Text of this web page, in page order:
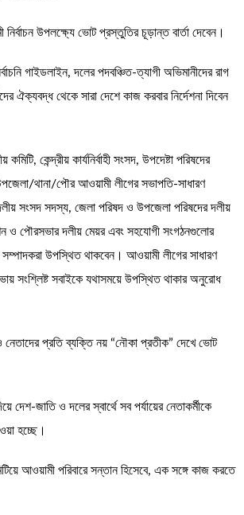
নির্বাচন উপলক্ষ্যে ভোট প্রস্তুতির চূড়ান্ত বার্তা দেবেন।
গাইডলাইন, দলের পদবঞ্চিত-ত্যাগী অভিমানীদের রাগ
ঐক্যবদ্ধ থেকে সারা দেশে কাজ করবার নির্দেশনা দিবেন
কেন্দ্রীয় কার্যনির্বাহী সংসদ, উপদেষ্টা পরিষদের
থানা/পৌর আওয়ামী লীগের সভাপতি-সাধারণ
সংসদ সদস্য, জেলা পরিষদ ও উপজেলা পরিষদের দলীয়
ও পৌরসভার দলীয় মেয়র এবং সহযোগী সংগঠনগুলোর
সম্পাদকরা উপস্থিত থাকবেন। আওয়ামী লীগের সাধারণ
সংশ্লিষ্ট সবাইকে যথাসময়ে উপস্থিত থাকার অনুরোধ
নেতাদের প্রতি ব্যক্তি নয় “নৌকা প্রতীক” দেখে ভোট
দেশ-জাতি ও দলের স্বার্থে সব পর্যায়ের নেতাকর্মীকে
হচ্ছে।
আওয়ামী পরিবারে সন্তান হিসেবে, এক সঙ্গে কাজ করতে